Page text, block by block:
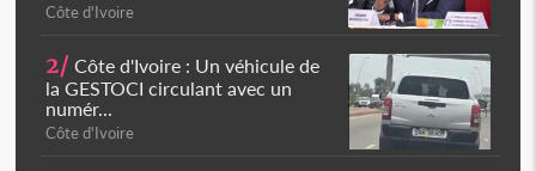
Côte d'Ivoire
2/ Côte d'Ivoire : Un véhicule de
la GESTOCI circulant avec un
numér...
Côte d'Ivoire